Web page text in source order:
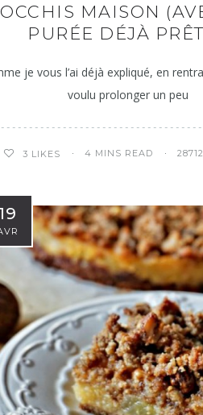
MAISON
PURÉE DÉJÀ
je vous l’ai déjà expliqué, en
voulu prolonger un peu
3 LIKES 4 MINS READ
19